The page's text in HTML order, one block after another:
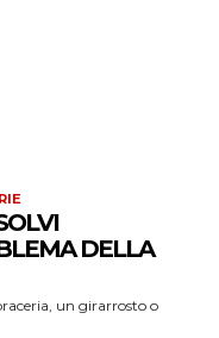
DELLA
un girarrosto o